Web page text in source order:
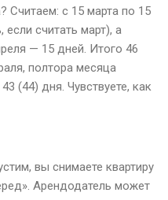
Считаем: с 15 марта по 15
считать март), а
— 15 дней. Итого 46
полтора месяца
(44) дня. Чувствуете, как
вы снимаете квартиру
Арендодатель может